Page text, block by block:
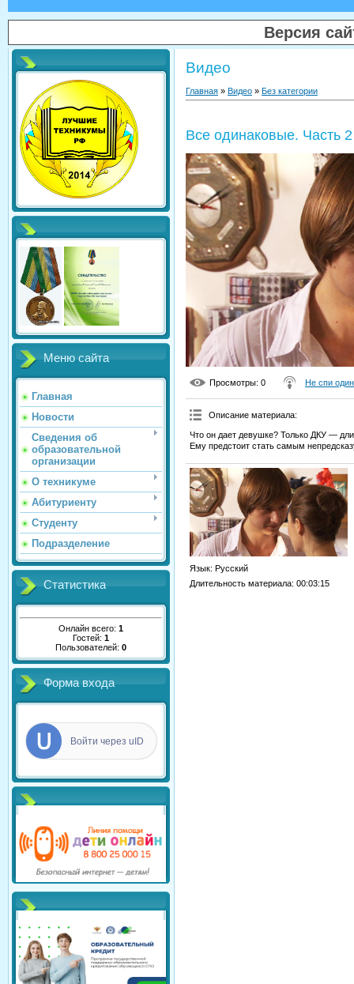
Версия
Меню сайта
Главная
Новости
Сведения об
образовательной
организации
О техникуме
Абитуриенту
Студенту
Подразделение
Статистика
Онлайн всего: 1
Гостей: 1
Пользователей: 0
Форма входа
Войти через uID
Видео
Главная » Видео » Без категории
Все одинаковые. Часть 2
Просмотры: 0 Не спи один
Описание материала:
Что он дает девушке? Только ДКУ —
Ему предстоит стать самым
Язык: Русский
Длительность материала: 00:03:15